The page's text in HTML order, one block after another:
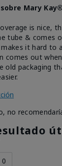
Mary
is nice,
tube & comes
makes it hard to
comes out
old packaging
no
0